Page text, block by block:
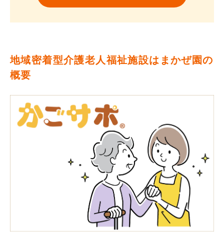
地域密着型介護老人福祉施設はまかぜ園の
概要